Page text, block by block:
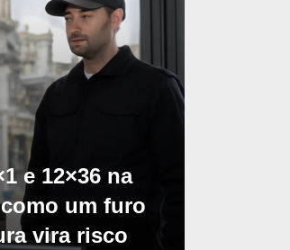
e 12×36 na
um furo
vira risco